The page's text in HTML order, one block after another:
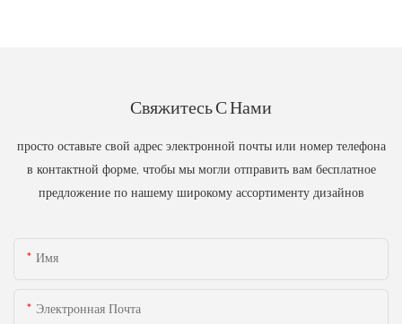
Свяжитесь С Нами
просто оставьте свой адрес электронной почты или номер телефона
в контактной форме, чтобы мы могли отправить вам бесплатное
предложение по нашему широкому ассортименту дизайнов
Имя
Электронная Почта